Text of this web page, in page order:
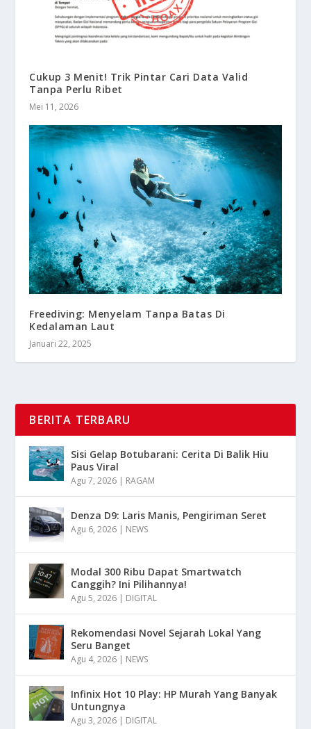
Cukup 3 Menit! Trik Pintar Cari Data Valid
Tanpa Perlu Ribet
Mei 11, 2026
Freediving: Menyelam Tanpa Batas Di
Kedalaman Laut
Januari 22, 2025
BERITA TERBARU
Sisi Gelap Botubarani: Cerita Di Balik Hiu
Paus Viral
Agu 7, 2026 | RAGAM
Denza D9: Laris Manis, Pengiriman Seret
Agu 6, 2026 | NEWS
Modal 300 Ribu Dapat Smartwatch
Canggih? Ini Pilihannya!
Agu 5, 2026 | DIGITAL
Rekomendasi Novel Sejarah Lokal Yang
Seru Banget
Agu 4, 2026 | NEWS
Infinix Hot 10 Play: HP Murah Yang Banyak
Untungnya
Agu 3, 2026 | DIGITAL